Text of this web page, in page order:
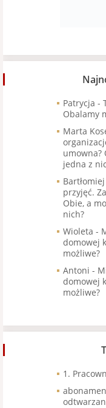
Patrycja -
Obalamy
Marta
umowna?
jedna z
Bartłomiej
przyjęć.
Obie, a
nich?
Wioleta -
domowej
możliwe?
Antoni -
domowej
możliwe?
1.